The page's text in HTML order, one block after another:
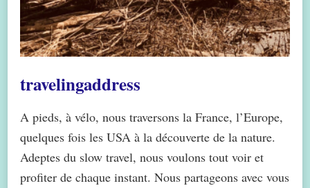
travelingaddress
A pieds, à vélo, nous traversons la France, l’Europe,
quelques fois les USA à la découverte de la nature.
Adeptes du slow travel, nous voulons tout voir et
profiter de chaque instant. Nous partageons avec vous